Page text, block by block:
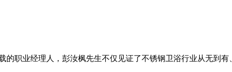
职业经理人，彭汝枫先生不仅见证了不锈钢卫浴行业从无到有